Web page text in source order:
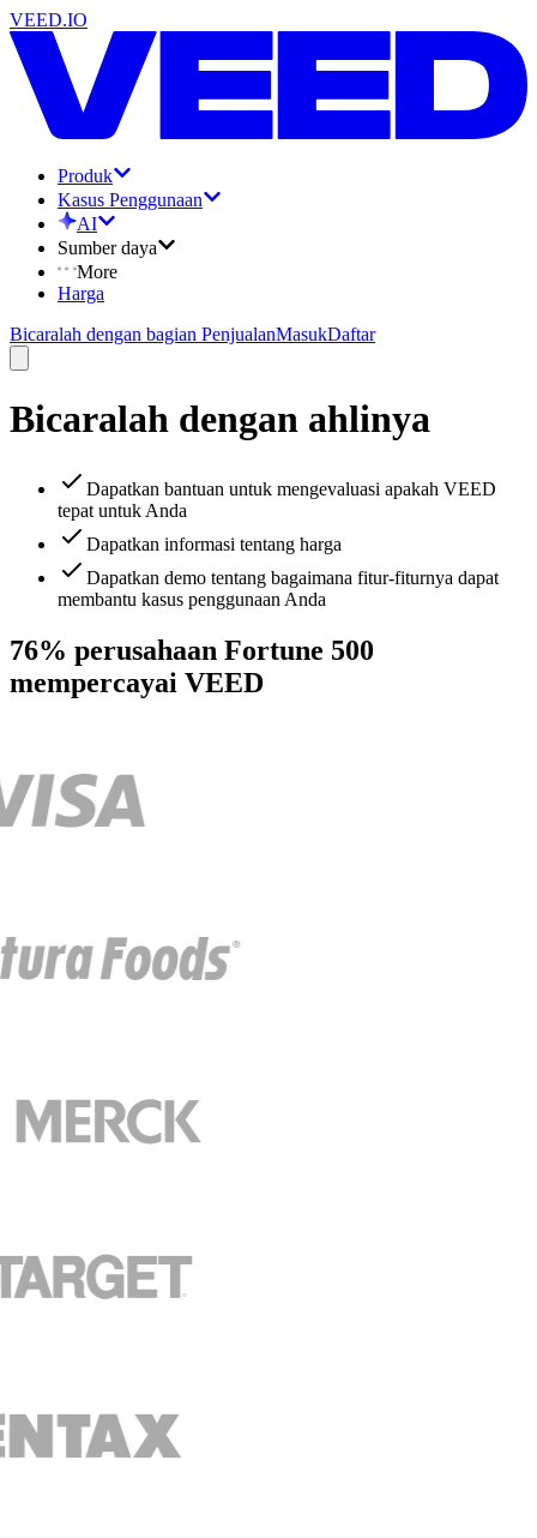
VEED.IO
Produk
Kasus Penggunaan
AI
Sumber daya
More
Harga
Bicaralah dengan bagian PenjualanMasukDaftar
Bicaralah dengan ahlinya
Dapatkan bantuan untuk mengevaluasi apakah VEED
tepat untuk Anda
Dapatkan informasi tentang harga
Dapatkan demo tentang bagaimana fitur-fiturnya dapat
membantu kasus penggunaan Anda
76% perusahaan Fortune 500
mempercayai VEED